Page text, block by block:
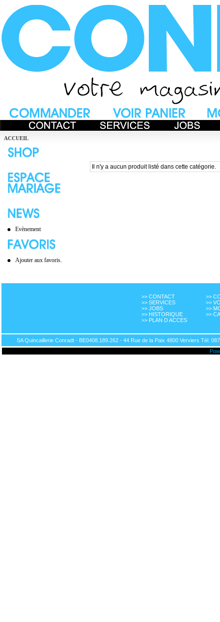
ACCUEIL
Evènement
Ajouter aux favoris.
Il n'y a aucun produit listé dans cette catégorie.
>> CONTACT
>> SERVICES
>> JOBS
>> HISTORIQUE
>> PLAN D ACCES
>>
>>
>>
>>
SA Quincaillerie Conradt - BE0408.189.262 - 44 Rue de la Paix 4800 Verviers Tél: